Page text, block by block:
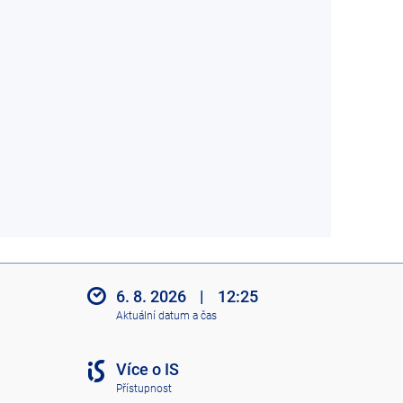
6. 8. 2026 | 12:25
Aktuální datum a čas
Více o IS
Přístupnost